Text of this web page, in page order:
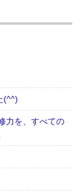
(^^)
力を、すべての